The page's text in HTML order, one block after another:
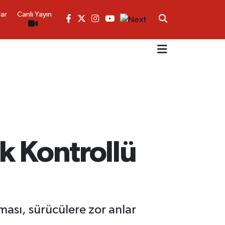
Canlı Yayın
Kontrollü
sürücülere zor anlar